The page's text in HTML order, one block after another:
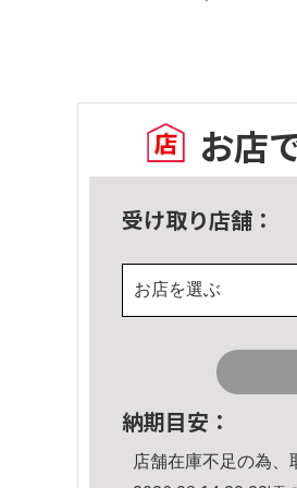
お店
受け取り店舗：
お店を選ぶ
納期目安：
店舗在庫不足の為、